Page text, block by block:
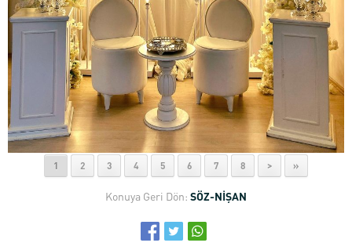
1 2 3 4 5 6 7 8 > »
Konuya Geri Dön: SÖZ-NİŞAN